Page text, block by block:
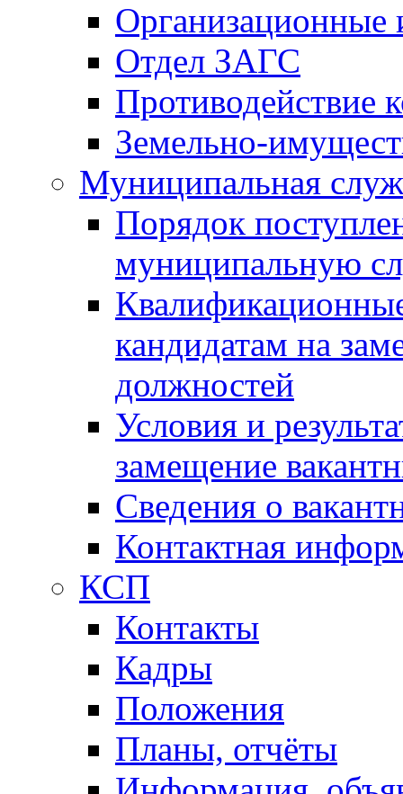
Отдел ЗАГС
Противодействие
Земельно-
Муниципальная
Порядок
муниципальную
кандидатам на
должностей
Условия и
замещение
Сведения о
Контактная
КСП
Контакты
Кадры
Положения
Планы, отчёты